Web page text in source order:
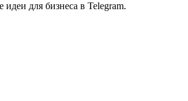
для бизнеса в Telegram.